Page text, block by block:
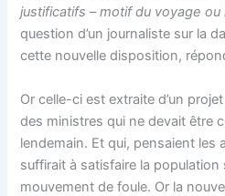
justificatifs – motif du voyage ou
question d’un journaliste sur la
cette nouvelle disposition,
Or celle-ci est extraite d’un
des ministres qui ne devait être
lendemain. Et qui, pensaient les
suffirait à satisfaire la
mouvement de foule. Or la